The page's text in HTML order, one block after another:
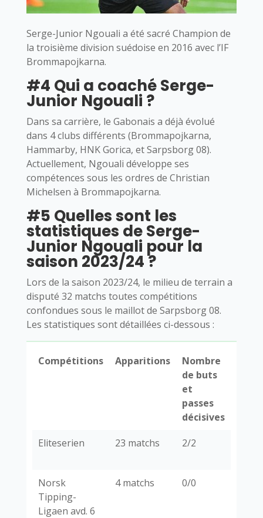
Serge-Junior Ngouali a été sacré Champion de
la troisième division suédoise en 2016 avec l’IF
Brommapojkarna.
#4 Qui a coaché Serge-
Junior Ngouali ?
Dans sa carrière, le Gabonais a déjà évolué
dans 4 clubs différents (Brommapojkarna,
Hammarby, HNK Gorica, et Sarpsborg 08).
Actuellement, Ngouali développe ses
compétences sous les ordres de Christian
Michelsen à Brommapojkarna.
#5 Quelles sont les
statistiques de Serge-
Junior Ngouali pour la
saison 2023/24 ?
Lors de la saison 2023/24, le milieu de terrain a
disputé 32 matchs toutes compétitions
confondues sous le maillot de Sarpsborg 08.
Les statistiques sont détaillées ci-dessous :
Compétitions Apparitions
Nombre
de buts
et
passes
décisives
Eliteserien
23 matchs 2/2
Norsk
Tipping-
Ligaen avd. 6
4 matchs 0/0